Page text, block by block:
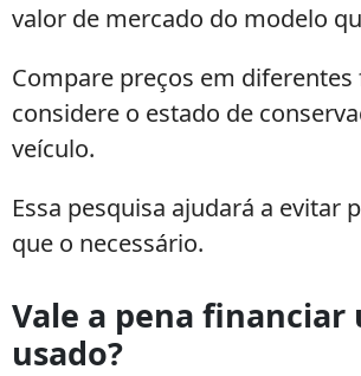
valor de mercado do modelo
Compare preços em diferentes
considere o estado de
veículo.
Essa pesquisa ajudará a evitar
que o necessário.
Vale a pena financiar
usado?